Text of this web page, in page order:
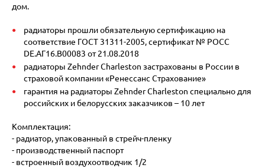
дом.
радиаторы прошли обязательную сертификацию на
соответствие ГОСТ 31311-2005, сертификат № POCC
DE.АГ16.В00083 от 21.08.2018
радиаторы Zehnder Charleston застрахованы в России в
страховой компании «Ренессанс Страхование»
гарантия на радиаторы Zehnder Charleston специально для
российских и белорусских заказчиков – 10 лет
Комплектация:
- радиатор, упакованный в стрейч-пленку
- производственный паспорт
- встроенный воздухоотводчик 1/2